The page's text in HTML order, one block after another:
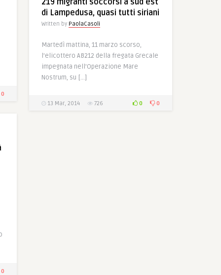
0
219 migranti soccorsi a sud est
di Lampedusa, quasi tutti siriani
Written by PaolaCasoli
Martedì mattina, 11 marzo scorso,
l’elicottero AB212 della fregata Grecale
impegnata nell’Operazione Mare
Nostrum, su […]
13 Mar, 2014 726 0 0
0